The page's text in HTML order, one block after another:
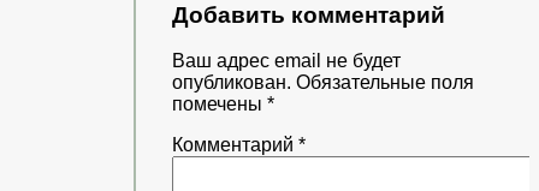
Добавить комментарий
Ваш адрес email не будет
опубликован. Обязательные поля
помечены*
Комментарий*